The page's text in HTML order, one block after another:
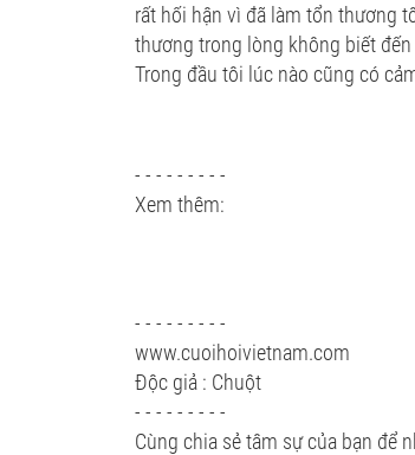
rất hối hận vì đã làm tổn thương
thương trong lòng không biết
Trong đầu tôi lúc nào cũng có
- - - - - - - - -
Xem thêm:
- - - - - - - - -
www.cuoihoivietnam.com
Độc giả : Chuột
- - - - - - - - -
Cùng chia sẻ tâm sự của bạn để